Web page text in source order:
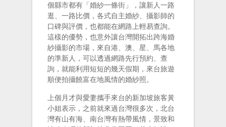
個縣市都有「婚紗一條街」，讓新人一路
逛、一路比價，各式自主婚紗、攝影師的
口碑與評價，也都能在網路上輕易查詢。
這樣的優勢，也意外讓台灣開拓出跨海婚
紗攝影的市場，來自港、澳、星、馬各地
的準新人，可以透過網路先行預約、查
詢，就能利用短短的幾天假期，來台旅遊
順便拍攝饒富在地風情的婚紗照。
上個月才與愛妻攜手來台的新加坡旅客黃
小姐表示，之前就來過台灣很多次，北台
灣有山有海、南台灣有熱帶風情，景致和